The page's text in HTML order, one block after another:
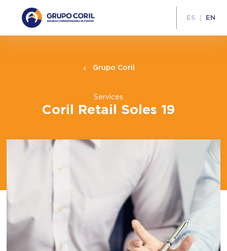
ES EN
Grupo Coril
Services
Coril Retail Soles 19